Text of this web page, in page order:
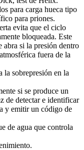
para carga hueca tipo
para priones.
evita que el ciclo
bloqueada. Este
abra si la presión dentro
fuera de la
la sobrepresión en la
si se produce un
de detectar e identificar
y emitir un código de
de agua que controla